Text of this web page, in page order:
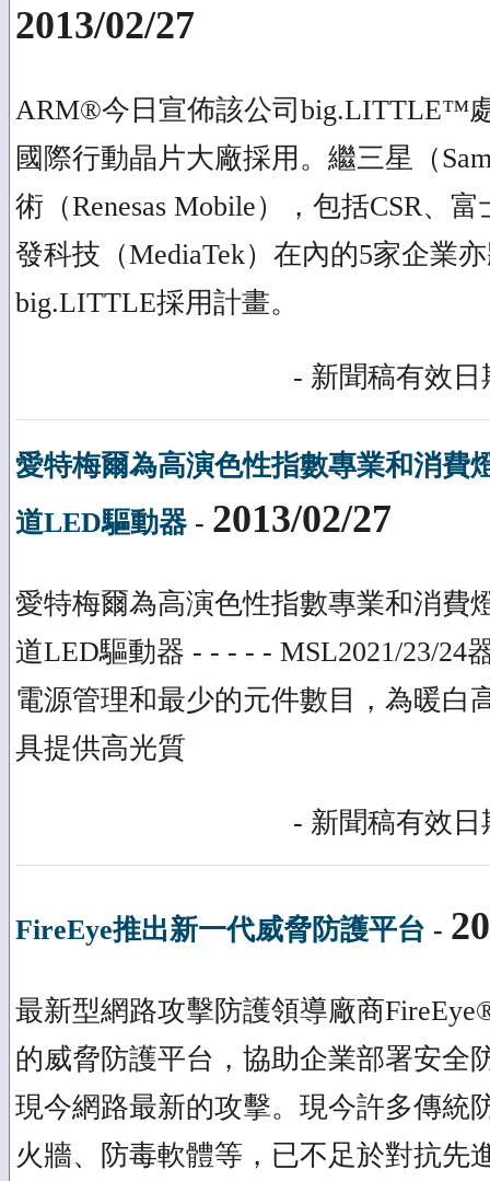
2013/02/27
ARM®今日宣佈該公司big.LITTLE™
國際行動晶片大廠採用。繼三星（
術（Renesas Mobile），包括CSR、
發科技（MediaTek）在內的5家企業
big.LITTLE採用計畫。
- 新聞稿有效日
愛特梅爾為高演色性指數專業和消費
道LED驅動器 - 2013/02/27
愛特梅爾為高演色性指數專業和消費
道LED驅動器 - - - - - MSL2021/23/24
電源管理和最少的元件數目，為暖白
具提供高光質
- 新聞稿有效日
FireEye推出新一代威脅防護平台 -
最新型網路攻擊防護領導廠商
的威脅防護平台，協助企業部署安全
現今網路最新的攻擊。現今許多傳統
火牆、防毒軟體等，已不足於對抗先